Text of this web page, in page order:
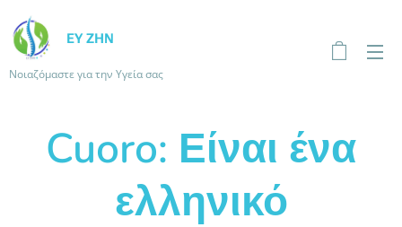
ΕΥ ΖΗΝ
Νοιαζόμαστε για την Υγεία σας
Cuoro: Είναι ένα
ελληνικό